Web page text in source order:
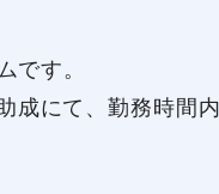
です。
にて、勤務時間